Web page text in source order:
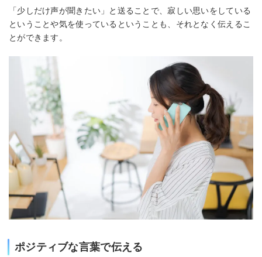
「少しだけ声が聞きたい」と送ることで、寂しい思いをしている
ということや気を使っているということも、それとなく伝えるこ
とができます。
ポジティブな言葉で伝える